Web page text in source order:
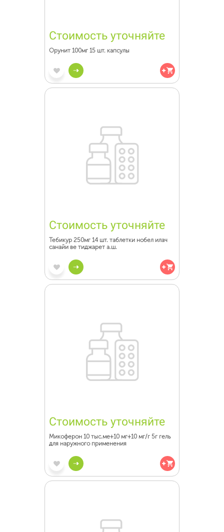
Стоимость уточняйте
Орунит 100мг 15 шт. капсулы
Стоимость уточняйте
Тебикур 250мг 14 шт. таблетки нобел илач
санайи ве тиджарет а.ш.
Стоимость уточняйте
Микоферон 10 тыс.ме+10 мг+10 мг/г 5г гель
для наружного применения